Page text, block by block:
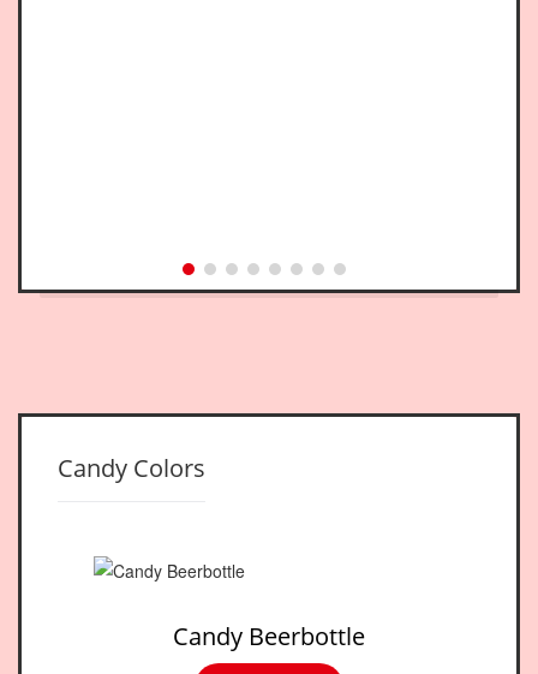
Candy Colors
Candy Beerbottle